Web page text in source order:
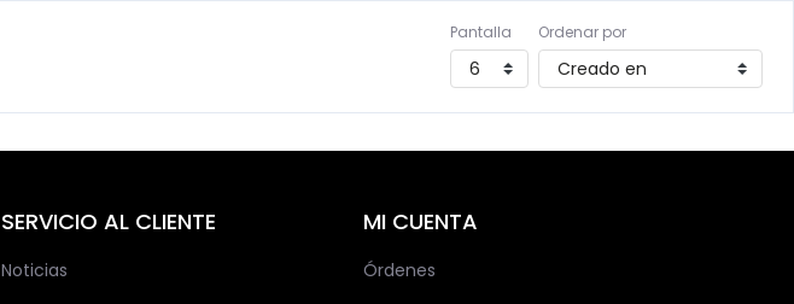
Pantalla Ordenar por
SERVICIO AL CLIENTE
Noticias
MI CUENTA
Órdenes